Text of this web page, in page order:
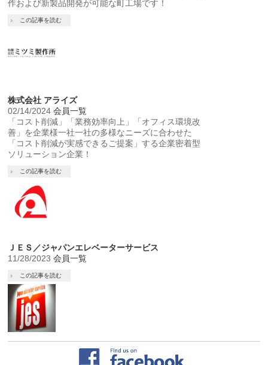
作および新製品開発が可能な町工場です！
この記事を読む
株式会社 アライズ
02/14/2024 会員一覧
「コスト削減」「業務効率向上」「オフィス環境改
善」を企業様一社一社の多様なニーズに合わせた
「コスト削減が実感できるご提案」する企業密着型
ソリューション企業！
この記事を読む
ＪＥＳ／ジャパンエレベーターサービス
11/28/2023 会員一覧
この記事を読む